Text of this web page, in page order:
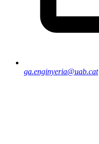
ga.enginyeria@uab.cat